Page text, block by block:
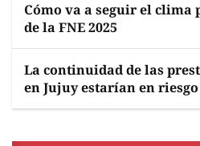
Cómo va a seguir el
de la FNE 2025
La continuidad de las
en Jujuy estarían en riesgo